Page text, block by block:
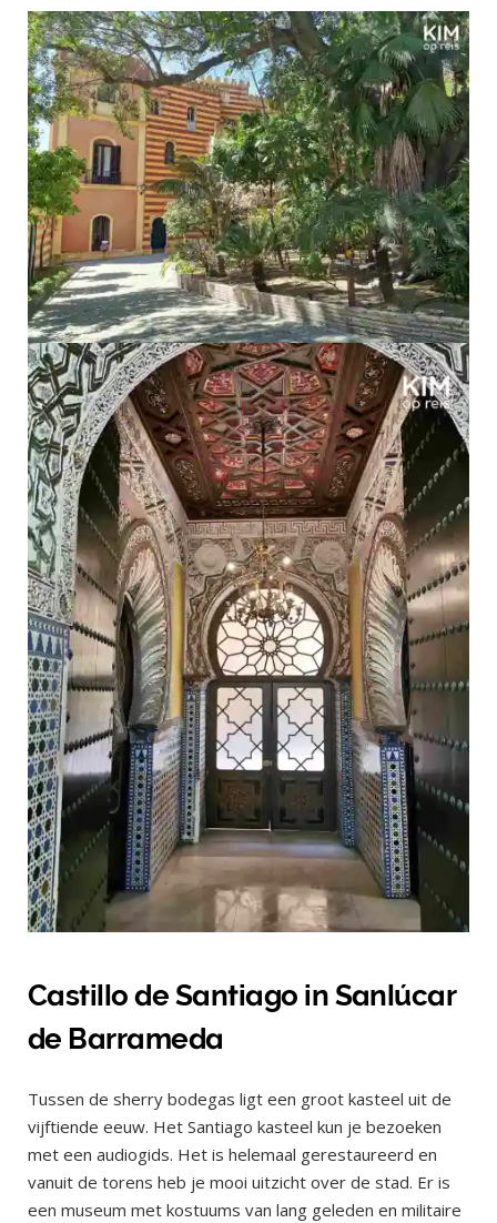
Castillo de Santiago in Sanlúcar
de Barrameda
Tussen de sherry bodegas ligt een groot kasteel uit de
vijftiende eeuw. Het Santiago kasteel kun je bezoeken
met een audiogids. Het is helemaal gerestaureerd en
vanuit de torens heb je mooi uitzicht over de stad. Er is
een museum met kostuums van lang geleden en militaire